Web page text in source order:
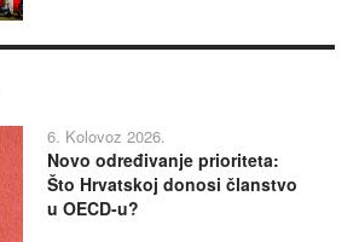
6. Kolovoz 2026.
Novo određivanje prioriteta:
Što Hrvatskoj donosi članstvo
u OECD-u?